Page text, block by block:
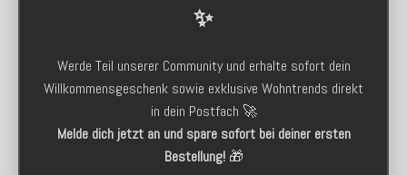
✨
Werde Teil unserer Community und erhalte sofort dein
Willkommensgeschenk sowie exklusive Wohntrends direkt
in dein Postfach 🚀
Melde dich jetzt an und spare sofort bei deiner ersten
Bestellung!🎁